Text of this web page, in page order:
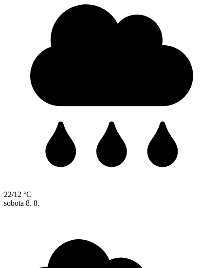
22/12 °C
sobota 8. 8.